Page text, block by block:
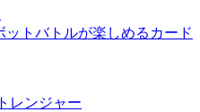
トバトルが楽しめるカード
レンジャー